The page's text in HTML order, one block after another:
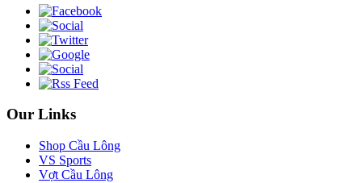
Our Links
Shop Cầu Lông
VS Sports
Vợt Cầu Lông